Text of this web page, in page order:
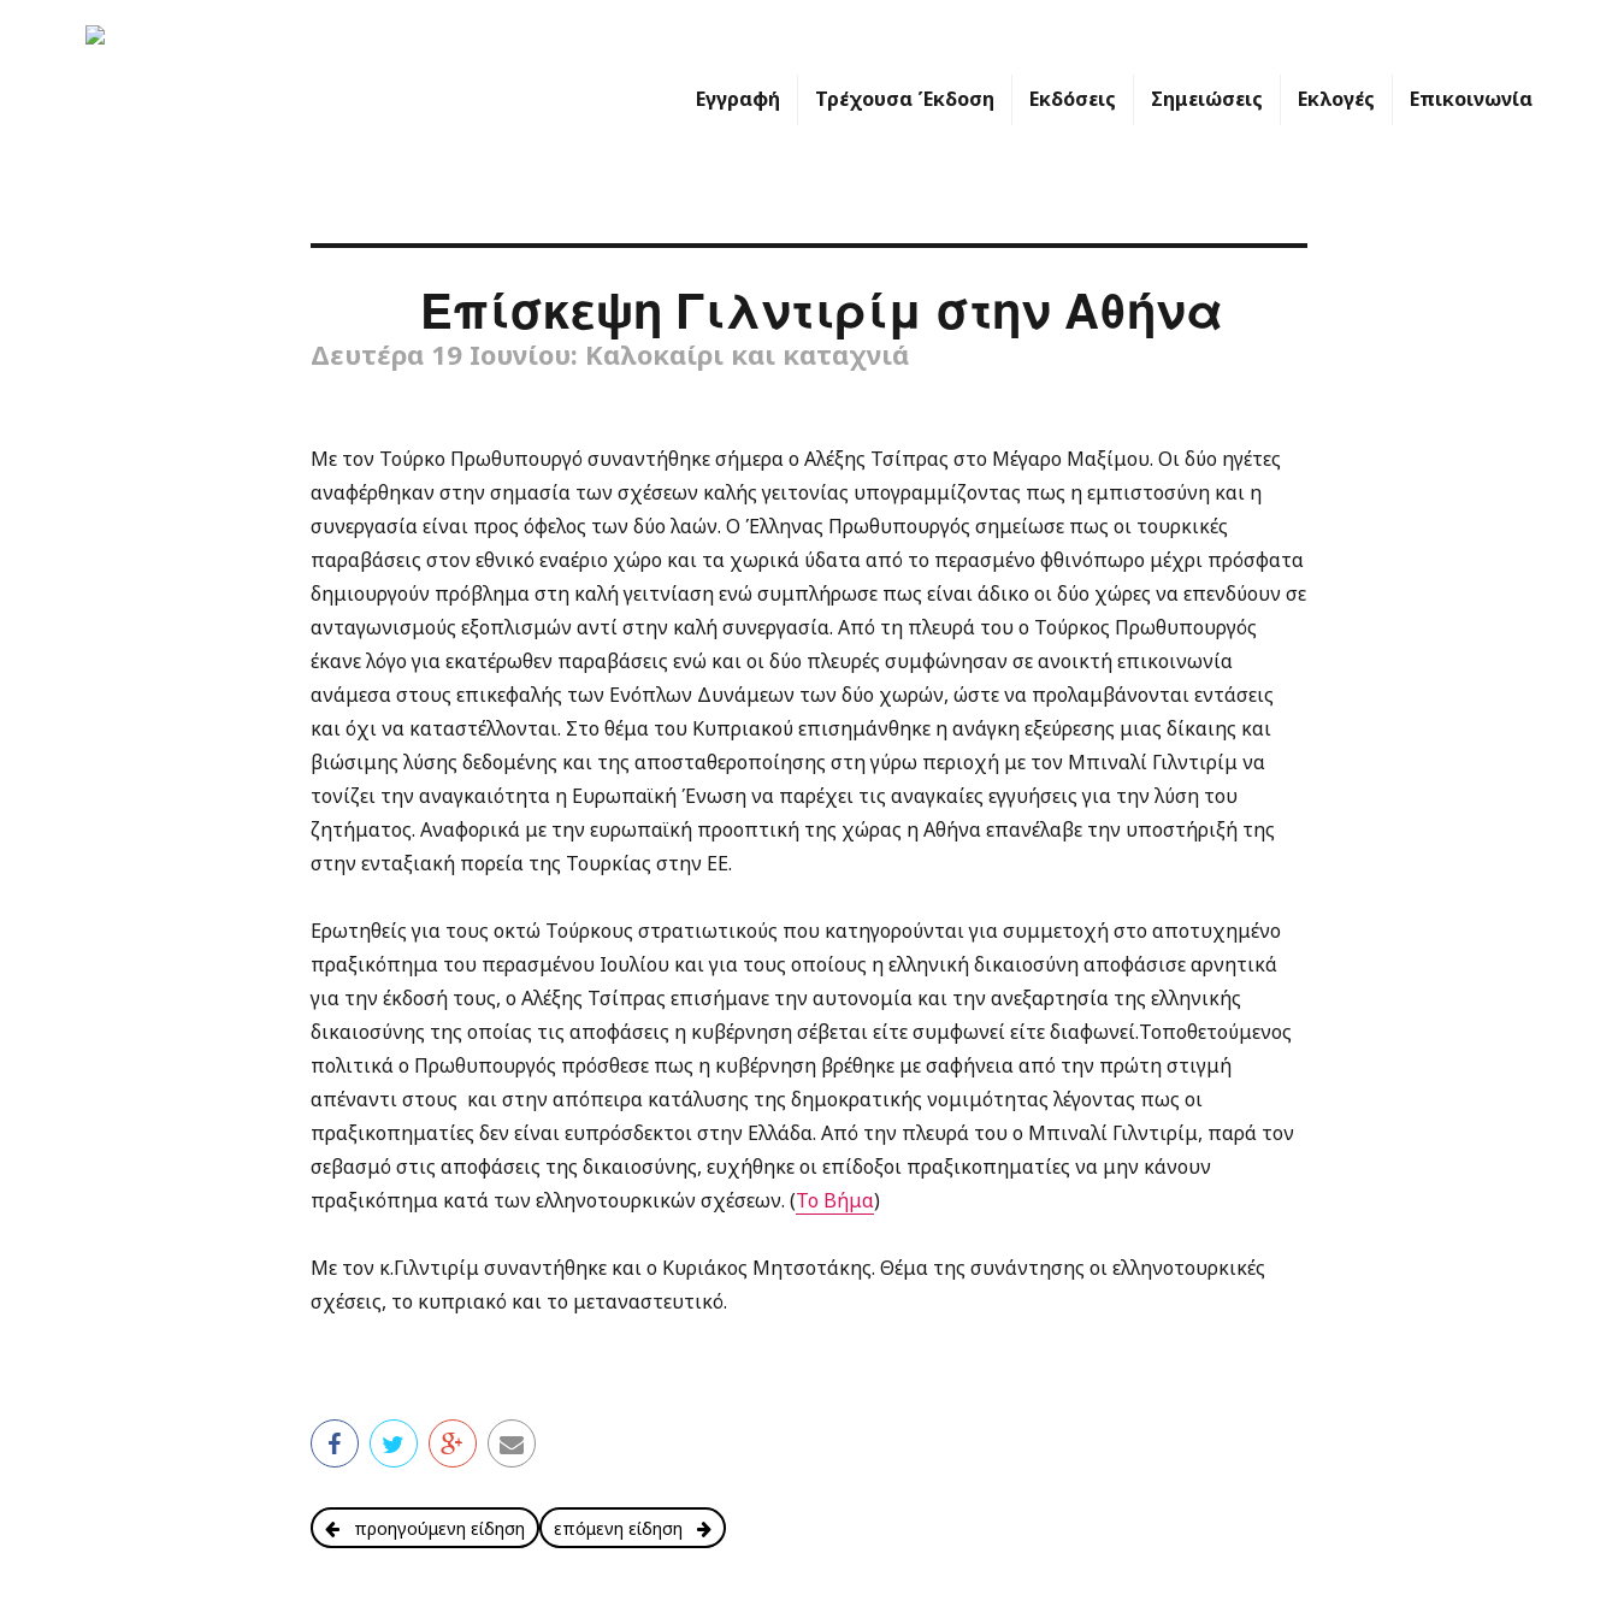
Εγγραφή Τρέχουσα Έκδοση Εκδόσεις Σημειώσεις Εκλογές Επικοινωνία
Επίσκεψη Γιλντιρίμ στην Αθήνα
Δευτέρα 19 Ιουνίου: Καλοκαίρι και καταχνιά
Με τον Τούρκο Πρωθυπουργό συναντήθηκε σήμερα ο Αλέξης Τσίπρας στο Μέγαρο Μαξίμου. Οι δύο ηγέτες
αναφέρθηκαν στην σημασία των σχέσεων καλής γειτονίας υπογραμμίζοντας πως η εμπιστοσύνη και η
συνεργασία είναι προς όφελος των δύο λαών. Ο Έλληνας Πρωθυπουργός σημείωσε πως οι τουρκικές
παραβάσεις στον εθνικό εναέριο χώρο και τα χωρικά ύδατα από το περασμένο φθινόπωρο μέχρι πρόσφατα
δημιουργούν πρόβλημα στη καλή γειτνίαση ενώ συμπλήρωσε πως είναι άδικο οι δύο χώρες να επενδύουν σε
ανταγωνισμούς εξοπλισμών αντί στην καλή συνεργασία. Από τη πλευρά του ο Τούρκος Πρωθυπουργός
έκανε λόγο για εκατέρωθεν παραβάσεις ενώ και οι δύο πλευρές συμφώνησαν σε ανοικτή επικοινωνία
ανάμεσα στους επικεφαλής των Ενόπλων Δυνάμεων των δύο χωρών, ώστε να προλαμβάνονται εντάσεις
και όχι να καταστέλλονται. Στο θέμα του Κυπριακού επισημάνθηκε η ανάγκη εξεύρεσης μιας δίκαιης και
βιώσιμης λύσης δεδομένης και της αποσταθεροποίησης στη γύρω περιοχή με τον Μπιναλί Γιλντιρίμ να
τονίζει την αναγκαιότητα η Ευρωπαϊκή Ένωση να παρέχει τις αναγκαίες εγγυήσεις για την λύση του
ζητήματος. Αναφορικά με την ευρωπαϊκή προοπτική της χώρας η Αθήνα επανέλαβε την υποστήριξή της
στην ενταξιακή πορεία της Τουρκίας στην ΕΕ.
Ερωτηθείς για τους οκτώ Τούρκους στρατιωτικούς που κατηγορούνται για συμμετοχή στο αποτυχημένο
πραξικόπημα του περασμένου Ιουλίου και για τους οποίους η ελληνική δικαιοσύνη αποφάσισε αρνητικά
για την έκδοσή τους, ο Αλέξης Τσίπρας επισήμανε την αυτονομία και την ανεξαρτησία της ελληνικής
δικαιοσύνης της οποίας τις αποφάσεις η κυβέρνηση σέβεται είτε συμφωνεί είτε διαφωνεί.Τοποθετούμενος
πολιτικά ο Πρωθυπουργός πρόσθεσε πως η κυβέρνηση βρέθηκε με σαφήνεια από την πρώτη στιγμή
απέναντι στους και στην απόπειρα κατάλυσης της δημοκρατικής νομιμότητας λέγοντας πως οι
πραξικοπηματίες δεν είναι ευπρόσδεκτοι στην Ελλάδα. Από την πλευρά του ο Μπιναλί Γιλντιρίμ, παρά τον
σεβασμό στις αποφάσεις της δικαιοσύνης, ευχήθηκε οι επίδοξοι πραξικοπηματίες να μην κάνουν
πραξικόπημα κατά των ελληνοτουρκικών σχέσεων. (Το Βήμα)
Με τον κ.Γιλντιρίμ συναντήθηκε και ο Κυριάκος Μητσοτάκης. Θέμα της συνάντησης οι ελληνοτουρκικές
σχέσεις, το κυπριακό και το μεταναστευτικό.
προηγούμενη είδηση επόμενη είδηση